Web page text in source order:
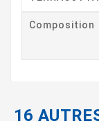
Composition
16